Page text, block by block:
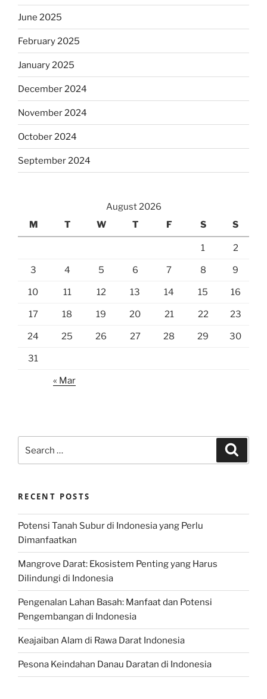
June 2025
February 2025
January 2025
December 2024
November 2024
October 2024
September 2024
August 2026
M
T W T F S S
1 2
3 4 5 6 7 8 9
10 11 12 13 14 15 16
17 18 19 20 21 22 23
24 25 26 27 28 29 30
31
« Mar
for:
RECENT POSTS
Potensi Tanah Subur di Indonesia yang Perlu
Dimanfaatkan
Mangrove Darat: Ekosistem Penting yang Harus
Dilindungi di Indonesia
Pengenalan Lahan Basah: Manfaat dan Potensi
Pengembangan di Indonesia
Keajaiban Alam di Rawa Darat Indonesia
Pesona Keindahan Danau Daratan di Indonesia